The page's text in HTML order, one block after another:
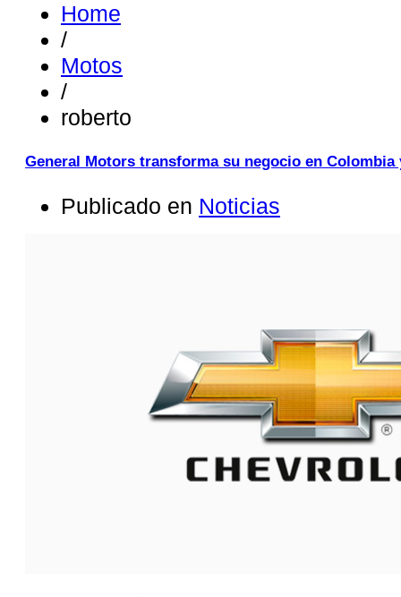
Home
/
Motos
/
roberto
General Motors transforma su negocio en Colombia
Publicado en Noticias